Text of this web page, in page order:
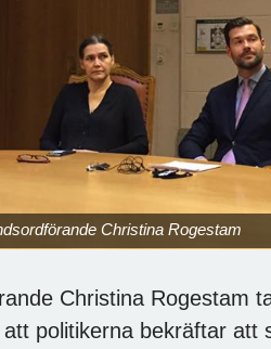
Christina Rogestam
Christina Rogestam
politikerna bekräftar att